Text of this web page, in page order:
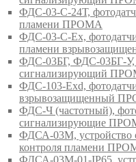
ФДС-03-С-24Т,
пламени ПРОМА
ФДС-03-С-Ex,
пламени
ФДС-03БГ, ФДС-03БГ-У,
сигнализирующий
ФДС-103-Ехd,
взрывозащищенный
ФДС-Ч (частотный),
сигнализирующие
ФДСА-03М, устройство
контроля пламени
ФДСА-03М-01-IP65,